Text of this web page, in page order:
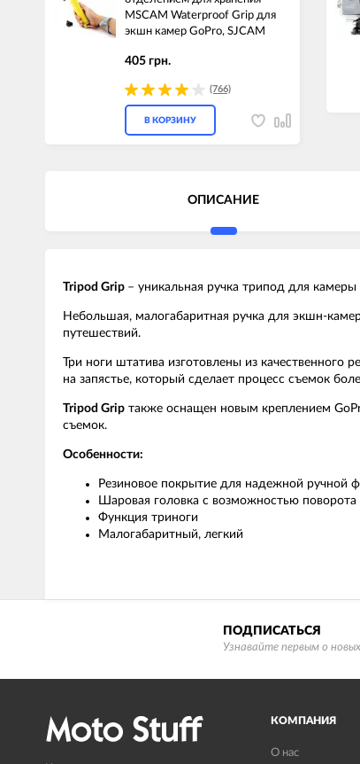
MSCAM Waterproof Grip для
экшн камер GoPro, SJCAM
405 грн.
(766)
В КОРЗИНУ
ОПИСАНИЕ
Tripod Grip – уникальная ручка трипод для камеры
Небольшая, малогабаритная ручка для экшн-
путешествий.
Три ноги штатива изготовлены из
на запястье, который сделает процесс съемок
Tripod Grip также оснащен новым креплением
съемок.
Особенности:
Резиновое покрытие для надежной ручной
Шаровая головка с возможностью поворота
Функция триноги
Малогабаритный, легкий
ПОДПИСАТЬСЯ
Узнавайте первым о
КОМПАНИЯ
О нас